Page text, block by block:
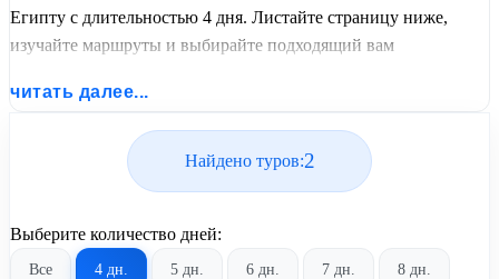
Египту с длительностью 4 дня. Листайте страницу ниже,
изучайте маршруты и выбирайте подходящий вам
United Travel Systems.
читать далее...
Найдено туров:2
Выберите количество дней:
Все 4 дн. 5 дн. 6 дн. 7 дн. 8 дн.